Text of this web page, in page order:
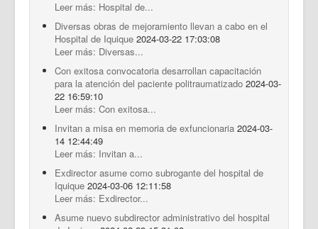
Leer más: Hospital de...
Diversas obras de mejoramiento llevan a cabo en el
Hospital de Iquique 2024-03-22 17:03:08
Leer más: Diversas...
Con exitosa convocatoria desarrollan capacitación
para la atención del paciente politraumatizado 2024-03-
22 16:59:10
Leer más: Con exitosa...
Invitan a misa en memoria de exfuncionaria 2024-03-
14 12:44:49
Leer más: Invitan a...
Exdirector asume como subrogante del hospital de
Iquique 2024-03-06 12:11:58
Leer más: Exdirector...
Asume nuevo subdirector administrativo del hospital